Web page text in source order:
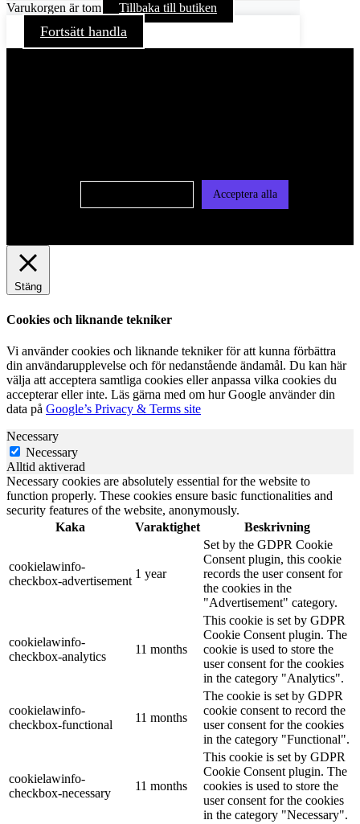
Varukorgen är tom Tillbaka till butiken
Fortsätt handla
Acceptera alla
Stäng
Cookies och liknande tekniker
Vi använder cookies och liknande tekniker för att kunna förbättra
din användarupplevelse och för nedanstående ändamål. Du kan här
välja att acceptera samtliga cookies eller anpassa vilka cookies du
accepterar eller inte. Läs gärna med om hur Google använder din
data på Google’s Privacy & Terms site
Necessary
Necessary
Alltid aktiverad
Necessary cookies are absolutely essential for the website to
function properly. These cookies ensure basic functionalities and
security features of the website, anonymously.
Kaka
Varaktighet Beskrivning
cookielawinfo-
checkbox-advertisement
1 year
Set by the GDPR Cookie
Consent plugin, this cookie
records the user consent for
the cookies in the
"Advertisement" category.
cookielawinfo-
checkbox-analytics
11 months
This cookie is set by GDPR
Cookie Consent plugin. The
cookie is used to store the
user consent for the cookies
in the category "Analytics".
cookielawinfo-
checkbox-functional
11 months
The cookie is set by GDPR
cookie consent to record the
user consent for the cookies
in the category "Functional".
cookielawinfo-
checkbox-necessary
11 months
This cookie is set by GDPR
Cookie Consent plugin. The
cookies is used to store the
user consent for the cookies
in the category "Necessary".